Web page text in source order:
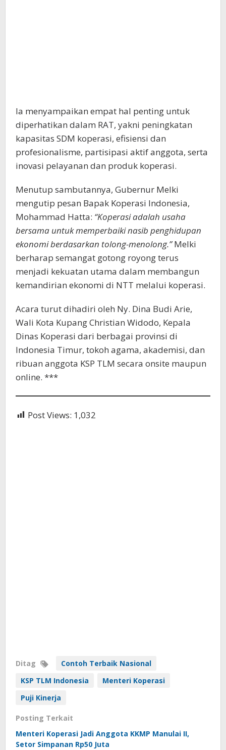
Ia menyampaikan empat hal penting untuk
diperhatikan dalam RAT, yakni peningkatan
kapasitas SDM koperasi, efisiensi dan
profesionalisme, partisipasi aktif anggota, serta
inovasi pelayanan dan produk koperasi.
Menutup sambutannya, Gubernur Melki
mengutip pesan Bapak Koperasi Indonesia,
Mohammad Hatta: “Koperasi adalah usaha
bersama untuk memperbaiki nasib penghidupan
ekonomi berdasarkan tolong-menolong.”Melki
berharap semangat gotong royong terus
menjadi kekuatan utama dalam membangun
kemandirian ekonomi di NTT melalui koperasi.
Acara turut dihadiri oleh Ny. Dina Budi Arie,
Wali Kota Kupang Christian Widodo, Kepala
Dinas Koperasi dari berbagai provinsi di
Indonesia Timur, tokoh agama, akademisi, dan
ribuan anggota KSP TLM secara onsite maupun
online. ***
Post Views: 1,032
Ditag
Contoh Terbaik Nasional
KSP TLM Indonesia
Menteri Koperasi
Puji Kinerja
Posting Terkait
Menteri Koperasi Jadi Anggota KKMP Manulai II,
Setor Simpanan Rp50 Juta